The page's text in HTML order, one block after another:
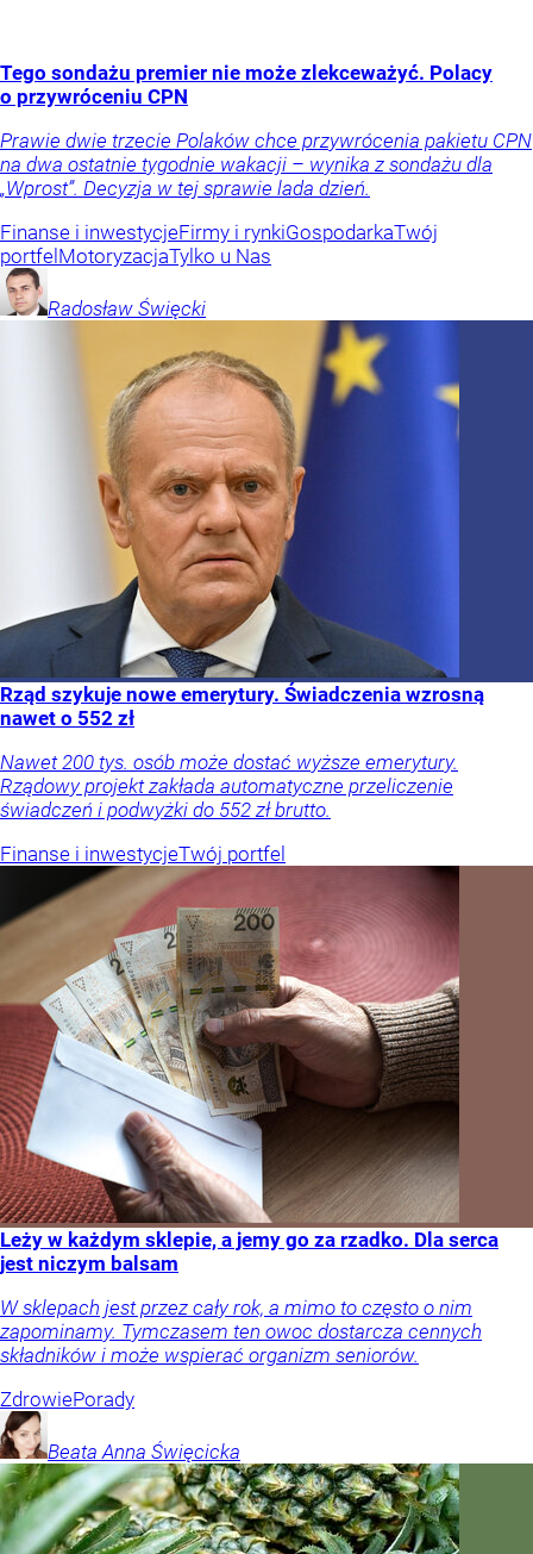
Tego sondażu premier nie może zlekceważyć. Polacy
o przywróceniu CPN
Prawie dwie trzecie Polaków chce przywrócenia pakietu CPN
na dwa ostatnie tygodnie wakacji – wynika z sondażu dla
„Wprost”. Decyzja w tej sprawie lada dzień.
Finanse i inwestycjeFirmy i rynkiGospodarkaTwój
portfel MotoryzacjaTylko u Nas
Radosław Święcki
Rząd szykuje nowe emerytury. Świadczenia wzrosną
nawet o 552 zł
Nawet 200 tys. osób może dostać wyższe emerytury.
Rządowy projekt zakłada automatyczne przeliczenie
świadczeń i podwyżki do 552 zł brutto.
Finanse i inwestycjeTwój portfel
Leży w każdym sklepie, a jemy go za rzadko. Dla serca
jest niczym balsam
W sklepach jest przez cały rok, a mimo to często o nim
zapominamy. Tymczasem ten owoc dostarcza cennych
składników i może wspierać organizm seniorów.
ZdrowiePorady
Beata Anna Święcicka